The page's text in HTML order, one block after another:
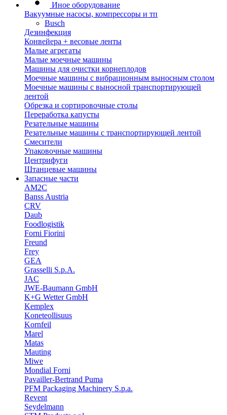
Иное оборудование
Вакуумные насосы, компрессоры и тп
Busch
Дезинфекция
Конвейера + весовые ленты
Малые агрегаты
Малые моечные машины
Машины для очистки корнеплодов
Моечные машины с вибрационным выносным столом
Моечные машины с выносной транспортирующей
лентой
Обрезка и сортировочные столы
Переработка капусты
Резательные машины
Резательные машины с транспортирующей лентой
Смесители
Упаковочные машины
Центрифуги
Штанцевые машины
Запасные части
AM2C
Banss Austria
CRV
Daub
Foodlogistik
Forni Fiorini
Freund
Frey
GEA
Grasselli S.p.A.
JAC
JWE-Baumann GmbH
K+G Wetter GmbH
Kemplex
Koneteollisuus
Kornfeil
Marel
Matas
Mauting
Miwe
Mondial Forni
Pavailler-Bertrand Puma
PFM Packaging Machinery S.p.a.
Revent
Seydelmann